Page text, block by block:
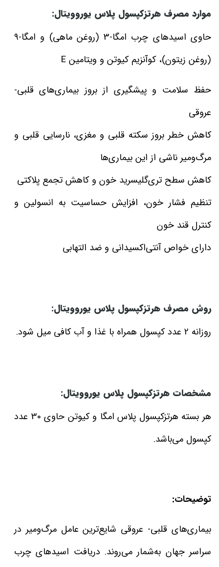
موارد مصرف هرتزکپسول پلاس یوروویتال:
حاوی اسیدهای چرب امگا-3 (روغن ماهی) و امگا-9
(روغن زیتون)، کوآنزیم کیوتن و ویتامین E
حفظ سلامت و پیشگیری از بروز بیماری‌های قلبی-
عروقی
کاهش خطر بروز سکته قلبی و مغزی، نارسایی قلبی و
مرگ‌ومیر ناشی از این بیماری‌‌ها
کاهش سطح تری‌گلیسرید خون و کاهش تجمع پلاکتی
تنظیم فشار خون، افزایش حساسیت به انسولین و
کنترل قند خون
دارای خواص آنتی‌اکسیدانی و ضد التهابی
روش مصرف هرتزکپسول پلاس یوروویتال:
روزانه 2 عدد کپسول همراه با غذا و آب کافی میل شود.
مشخصات هرتزکپسول پلاس یوروویتال:
هر بسته هرتزکپسول پلاس امگا و کیوتن حاوی 30 عدد
کپسول می‌باشد.
توضیحات:
بیماری‌های قلبی- عروقی شایع‌ترین عامل مرگ‌ومیر در
سراسر جهان به‌شمار می‌روند. دریافت اسیدهای چرب